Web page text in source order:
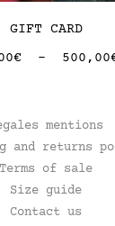
GIFT CARD
€ - 500,00
mentions
and returns
Terms of sale
Size guide
Contact us